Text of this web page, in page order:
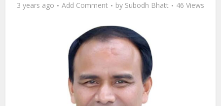
3 years ago Add Comment by Subodh Bhatt 46 Views